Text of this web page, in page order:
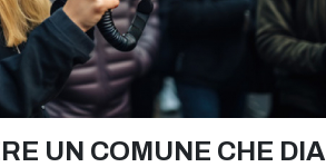
UN COMUNE CHE DIA